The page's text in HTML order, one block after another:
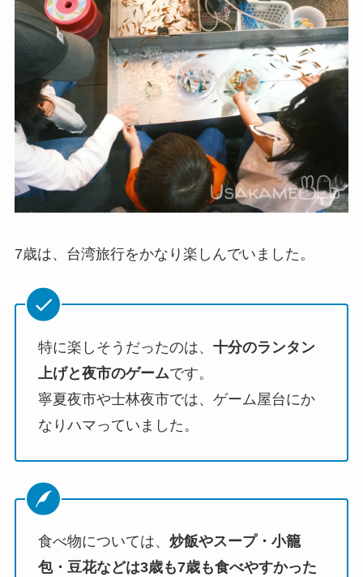
7歳は、台湾旅行をかなり楽しんでいました。
特に楽しそうだったのは、 十分のランタン
上げと夜市のゲームです。
寧夏夜市や士林夜市では、ゲーム屋台にか
なりハマっていました。
食べ物については、 炒飯やスープ・小籠
包・豆花などは3歳も7歳も食べやすかった